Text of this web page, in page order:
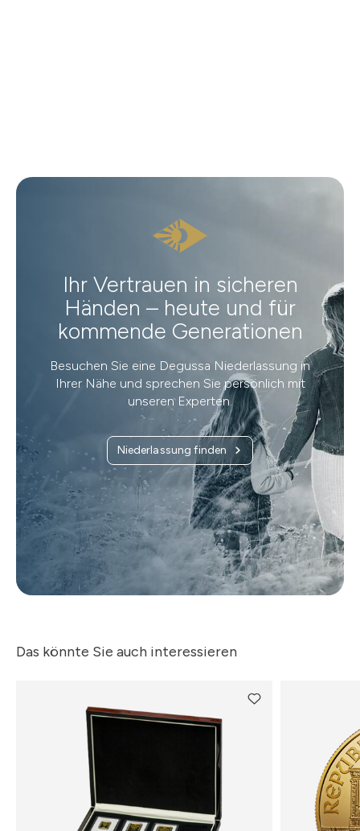
Ihr Vertrauen in sicheren
Händen – heute und für
kommende Generationen
Besuchen Sie eine Degussa Niederlassung in
Ihrer Nähe und sprechen Sie persönlich mit
unseren Experten.
Niederlassung finden
Das könnte Sie auch interessieren